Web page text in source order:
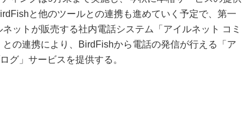
と他のツールとの連携も進めていく予定で、第一
ットが販売する社内電話システム「アイルネット コミ
との連携により、BirdFishから電話の発信が行える「ア
グ」サービスを提供する。